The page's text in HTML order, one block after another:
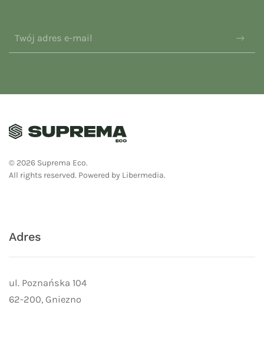
© 2026 Suprema Eco.
All rights reserved. Powered by Libermedia.
Adres
ul. Poznańska 104
62-200, Gniezno